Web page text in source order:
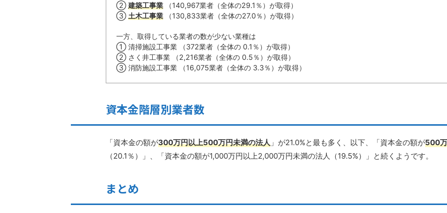
② 建築工事業 （140,967業者（全体の29.1％）が取得）
③ 土木工事業 （130,833業者（全体の27.0％）が取得）
一方、取得している業者の数が少ない業種は
① 清掃施設工事業 （372業者（全体の 0.1％）が取得）
② さく井工事業 （2,216業者（全体の 0.5％）が取得）
③ 消防施設工事業 （16,075業者（全体の 3.3％）が取得）
資本金階層別業者数
「資本金の額が300万円以上500万円未満の法人 」が21.0%と最も多く、以下、「資本金の額が500
（20.1％）」、「資本金の額が1,000万円以上2,000万円未満の法人（19.5%）」と続くようです。
まとめ